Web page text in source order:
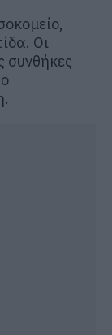
Οι
συνθήκες